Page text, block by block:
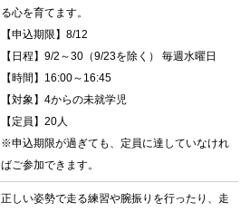
る心を育てます。
【申込期限】8/12
【日程】9/2～30（9/23を除く） 毎週水曜日
【時間】16:00～16:45
【対象】4からの未就学児
【定員】20人
※申込期限が過ぎても、定員に達していなけれ
ばご参加できます。
正しい姿勢で走る練習や腕振りを行ったり、走